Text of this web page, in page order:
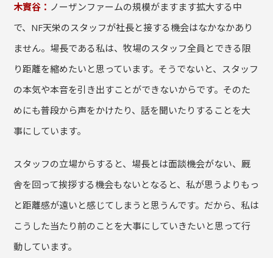
木實谷： ノーザンファームの規模がますます拡大する中
で、NF天栄のスタッフが社長と接する機会はなかなかあり
ません。場長である私は、牧場のスタッフ全員とできる限
り距離を縮めたいと思っています。そうでないと、スタッフ
の本気や本音を引き出すことができないからです。そのた
めにも普段から声をかけたり、話を聞いたりすることを大
事にしています。
スタッフの立場からすると、場長とは面談機会がない、厩
舎を回って挨拶する機会もないとなると、私が思うよりもっ
と距離感が遠いと感じてしまうと思うんです。だから、私は
こうした当たり前のことを大事にしていきたいと思って行
動しています。